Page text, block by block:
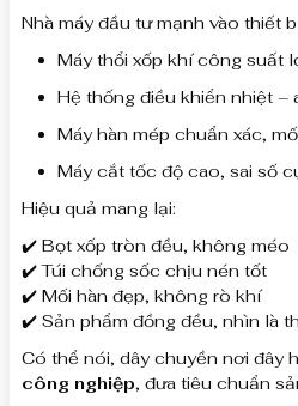
Nhà máy đầu tư mạnh vào thiết
Máy thổi xốp khí công suất
Hệ thống điều khiển nhiệt –
Máy hàn mép chuẩn xác,
Máy cắt tốc độ cao, sai số
Hiệu quả mang lại:
✔️ Bọt xốp tròn đều, không méo
✔️ Túi chống sốc chịu nén tốt
✔️ Mối hàn đẹp, không rò khí
✔️ Sản phẩm đồng đều, nhìn là
Có thể nói, dây chuyền nơi đây
công nghiệp, đưa tiêu chuẩn